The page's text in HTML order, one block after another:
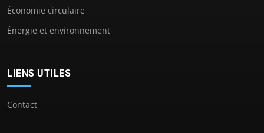
Économie circulaire
Énergie et environnement
LIENS UTILES
Contact